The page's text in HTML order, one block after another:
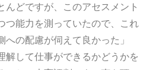
んどですが、このアセスメント
つ能力を測っていたので、これ
への配慮が伺えて良かった」
解して仕事ができるかどうかを